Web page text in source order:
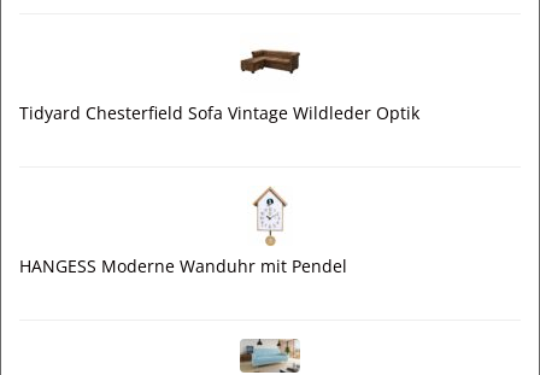
Tidyard Chesterfield Sofa Vintage Wildleder Optik
HANGESS Moderne Wanduhr mit Pendel